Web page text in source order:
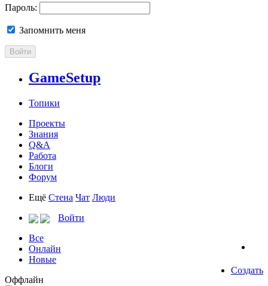
Пароль:
Запомнить меня
Войти
GameSetup
Топики
Проекты
Знания
Q&A
Работа
Блоги
Форум
Ещё Стена Чат Люди
Войти
Все
Онлайн
Новые
Создать
Оффлайн